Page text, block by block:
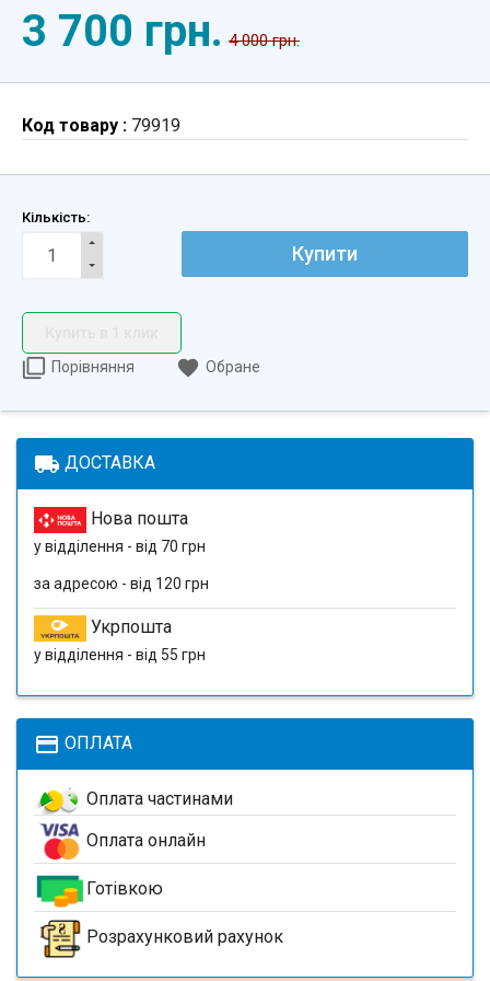
3 700 грн. 4 000 грн.
Код товару : 79919
Кількість:
Купити
Порівняння
Обране
local_shipping ДОСТАВКА
Нова пошта
у відділення - від 70 грн
за адресою - від 120 грн
Укрпошта
у відділення - від 55 грн
payment ОПЛАТА
Оплата частинами
Оплата онлайн
Готівкою
Розрахунковий рахунок